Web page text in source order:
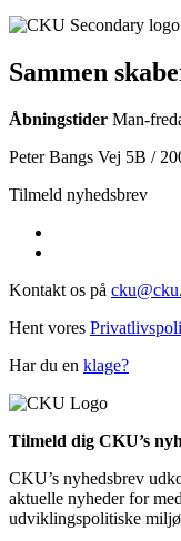
Sammen
Åbningstider Man-
Peter Bangs Vej 5B /
Tilmeld nyhedsbrev
Kontakt os på
Hent vores
Har du en klage?
Tilmeld dig CKU’s
CKU’s nyhedsbrev
aktuelle nyheder for
udviklingspolitiske